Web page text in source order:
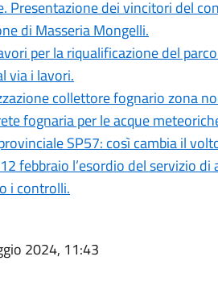
Presentazione dei vincitori del
di Masseria Mongelli.
per la riqualificazione del
via i lavori.
collettore fognario zona
fognaria per le acque
SP57: così cambia il
febbraio l’esordio del servizio
i controlli.
2024, 11:43